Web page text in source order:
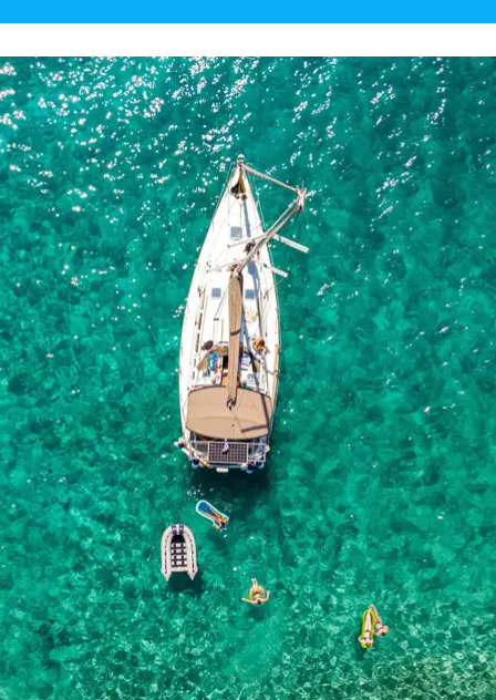
ВЫБЕРИТЕ МАРШРУТ
ХОРВАТИЯ, ЕГИПЕТ, ИТАЛИЯ, ТУРЦИЯ ИЛИ ГРЕЦИЯ?